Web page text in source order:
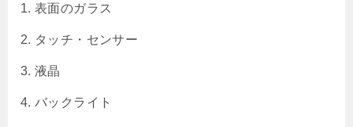
表面のガラス
タッチ・センサー
液晶
バックライト